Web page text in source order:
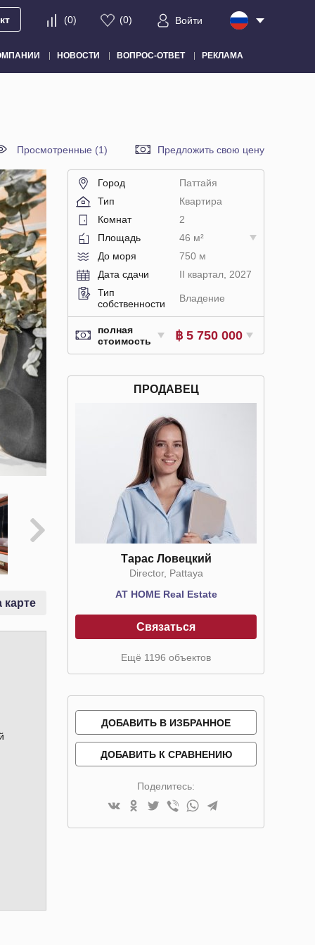
(0) (0) Войти
НОВОСТИ ВОПРОС-ОТВЕТ РЕКЛАМА
Просмотренные (1) Предложить свою цену
карте
Город
Паттайя
Тип
Квартира
Комнат
2
Площадь
46 м²
До моря
750 м
Дата сдачи
II квартал, 2027
Тип
собственности
Владение
полная
стоимость
฿ 5 750 000
ПРОДАВЕЦ
Тарас Ловецкий
Director, Pattaya
AT HOME Real Estate
Связаться
Ещё 1196 объектов
ДОБАВИТЬ В ИЗБРАННОЕ
ДОБАВИТЬ К СРАВНЕНИЮ
Поделитесь: